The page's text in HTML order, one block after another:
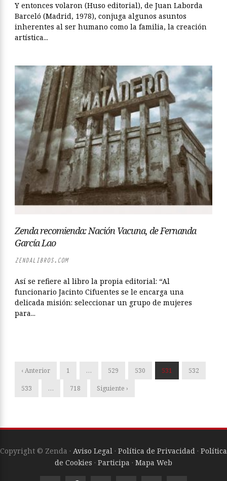
Y entonces volaron (Huso editorial), de Juan Laborda
Barceló (Madrid, 1978), conjuga algunos asuntos
inherentes al ser humano como la familia, la creación
artística...
Zenda recomienda: Nación Vacuna, de Fernanda
García Lao
ZENDALIBROS.COM
Así se refiere al libro la propia editorial: “Al
funcionario Jacinto Cifuentes se le encarga una
delicada misión: seleccionar un grupo de mujeres
para...
‹ Anterior 1 … 529 530 531 532
533 … 718 Siguiente ›
Copyright © Zenda · Aviso Legal · Política de Privacidad · Política
de Cookies · Participa · Mapa Web